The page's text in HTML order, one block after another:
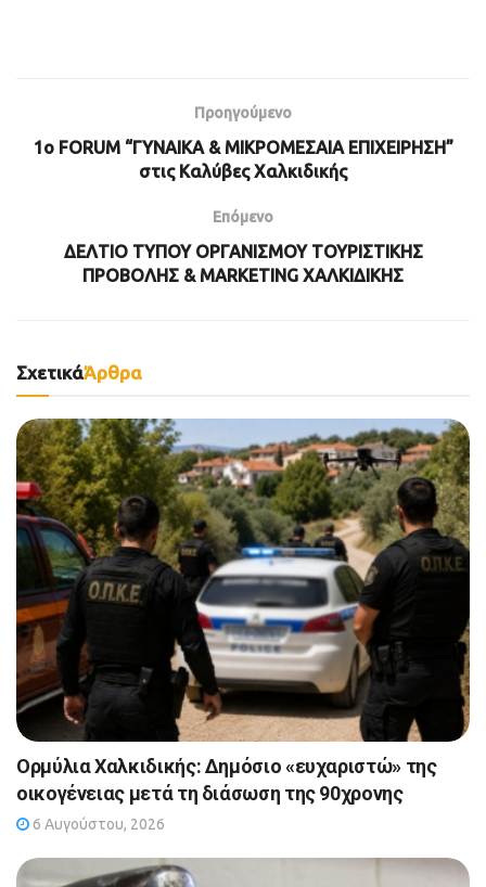
Προηγούμενο
1ο FORUM “ΓΥΝΑΙΚΑ & ΜΙΚΡΟΜΕΣΑΙΑ ΕΠΙΧΕΙΡΗΣΗ”
στις Καλύβες Χαλκιδικής
Επόμενο
ΔΕΛΤΙΟ ΤΥΠΟΥ ΟΡΓΑΝΙΣΜΟΥ ΤΟΥΡΙΣΤΙΚΗΣ
ΠΡΟΒΟΛΗΣ & MARKETING ΧΑΛΚΙΔΙΚΗΣ
ΣχετικάΆρθρα
Ορμύλια Χαλκιδικής: Δημόσιο «ευχαριστώ» της
οικογένειας μετά τη διάσωση της 90χρονης
6 Αυγούστου, 2026